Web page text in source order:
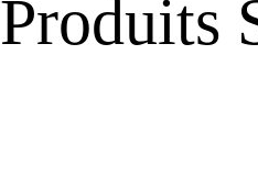
Produits